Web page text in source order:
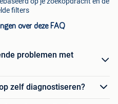
filters
over deze FAQ
problemen met
zelf diagnostiseren?